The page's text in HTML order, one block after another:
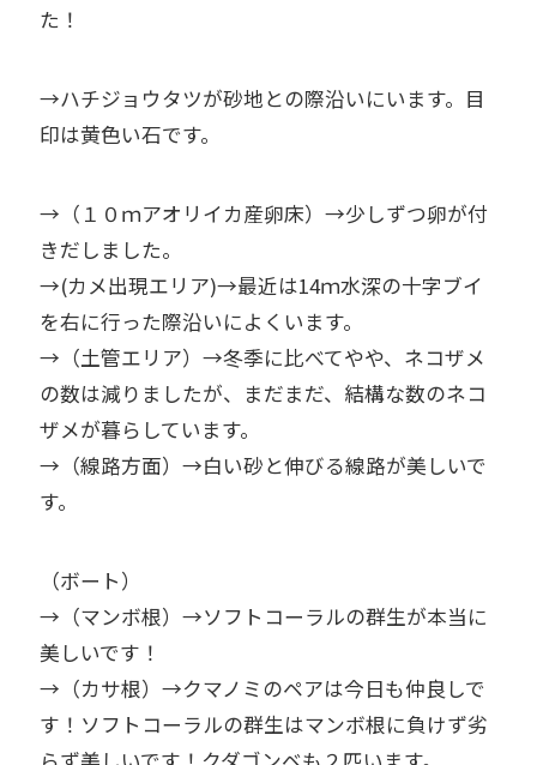
た！
→ハチジョウタツが砂地との際沿いにいます。目
印は黄色い石です。
→（１０ｍアオリイカ産卵床）→少しずつ卵が付
きだしました。
→(カメ出現エリア)→最近は14ｍ水深の十字ブイ
を右に行った際沿いによくいます。
→（土管エリア）→冬季に比べてやや、ネコザメ
の数は減りましたが、まだまだ、結構な数のネコ
ザメが暮らしています。
→（線路方面）→白い砂と伸びる線路が美しいで
す。
（ボート）
→（マンボ根）→ソフトコーラルの群生が本当に
美しいです！
→（カサ根）→クマノミのペアは今日も仲良しで
す！ソフトコーラルの群生はマンボ根に負けず劣